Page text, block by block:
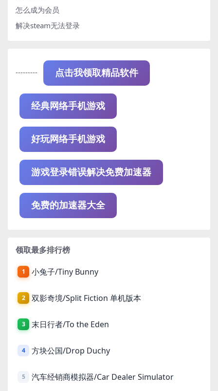
怎么成为会员
解决steam无法登录
--------- 点击我领取精品软件
经典网络手机游戏
好玩网络手机游戏
游戏登录错误解决免费加速器
免费的加速器大全
领取最多排行榜
1 小兔子/Tiny Bunny
2 双影奇境/Split Fiction 单机版本
3 末日行者/To the Eden
4 方块公国/Drop Duchy
5 汽车经销商模拟器/Car Dealer Simulator